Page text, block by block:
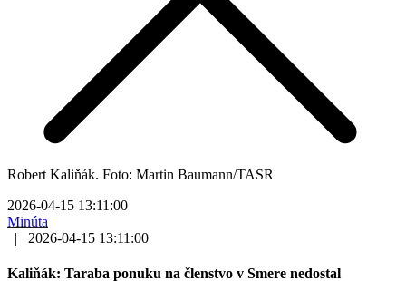
Robert Kaliňák. Foto: Martin Baumann/TASR
2026-04-15 13:11:00
Minúta
|
2026-04-15 13:11:00
Kaliňák: Taraba ponuku na členstvo v Smere nedostal